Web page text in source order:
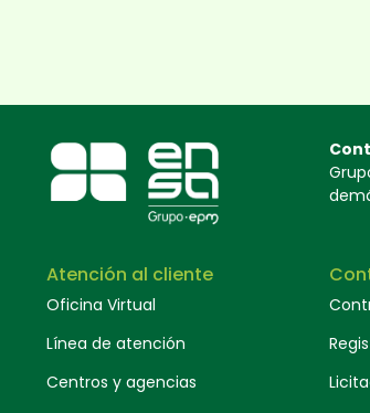
Atención al cliente
Oficina Virtual
Línea de atención
Centros y agencias